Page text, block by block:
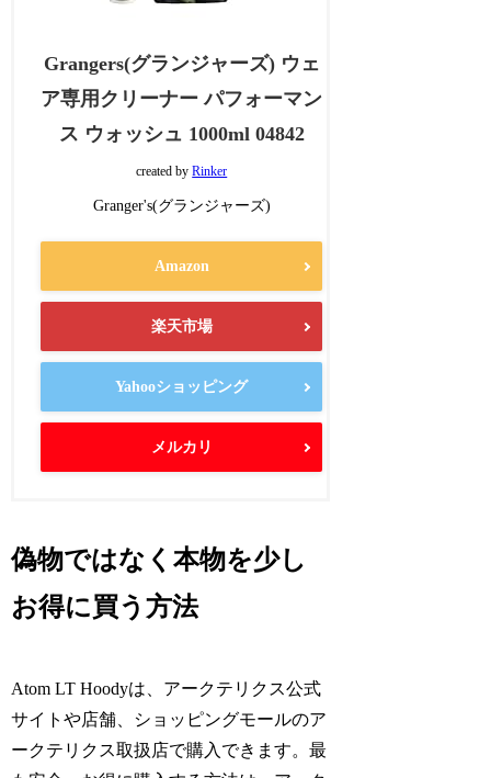
Grangers(グランジャーズ) ウェ
ア専用クリーナー パフォーマン
ス ウォッシュ 1000ml 04842
created byRinker
Granger's(グランジャーズ)
Amazon
楽天市場
Yahooショッピング
メルカリ
偽物ではなく本物を少し
お得に買う方法
Atom LT Hoodyは、アークテリクス公式
サイトや店舗、ショッピングモールのア
ークテリクス取扱店で購入できます。最